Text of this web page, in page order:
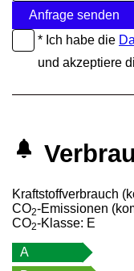
Anfrage senden
* Ich habe die
und akzeptiere
Kraftstoffverbrauch
CO2-Emissionen
CO2-Klasse: E
A